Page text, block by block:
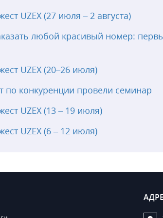
UZEX (27 июля – 2 августа)
любой красивый номер:
UZEX (20–26 июля)
по конкуренции провели семинар
UZEX (13 – 19 июля)
UZEX (6 – 12 июля)